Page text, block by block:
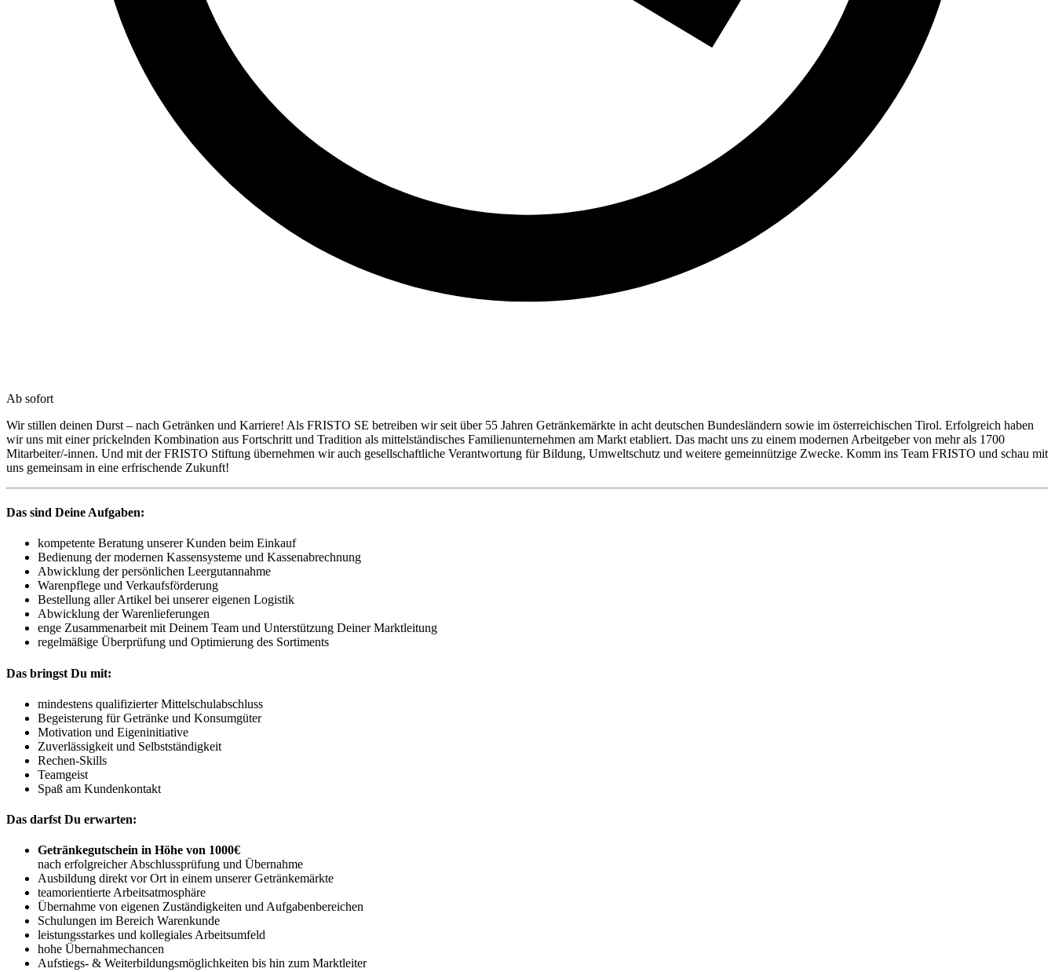
Ab sofort
Wir stillen deinen Durst – nach Getränken und Karriere! Als FRISTO SE betreiben wir seit über 55 Jahren Getränkemärkte in acht deutschen Bundesländern sowie im österreichischen Tirol. Erfolgreich haben
wir uns mit einer prickelnden Kombination aus Fortschritt und Tradition als mittelständisches Familienunternehmen am Markt etabliert. Das macht uns zu einem modernen Arbeitgeber von mehr als 1700
Mitarbeiter/-innen. Und mit der FRISTO Stiftung übernehmen wir auch gesellschaftliche Verantwortung für Bildung, Umweltschutz und weitere gemeinnützige Zwecke. Komm ins Team FRISTO und schau mit
uns gemeinsam in eine erfrischende Zukunft!
Das sind Deine Aufgaben:
kompetente Beratung unserer Kunden beim Einkauf
Bedienung der modernen Kassensysteme und Kassenabrechnung
Abwicklung der persönlichen Leergutannahme
Warenpflege und Verkaufsförderung
Bestellung aller Artikel bei unserer eigenen Logistik
Abwicklung der Warenlieferungen
enge Zusammenarbeit mit Deinem Team und Unterstützung Deiner Marktleitung
regelmäßige Überprüfung und Optimierung des Sortiments
Das bringst Du mit:
mindestens qualifizierter Mittelschulabschluss
Begeisterung für Getränke und Konsumgüter
Motivation und Eigeninitiative
Zuverlässigkeit und Selbstständigkeit
Rechen-Skills
Teamgeist
Spaß am Kundenkontakt
Das darfst Du erwarten:
Getränkegutschein in Höhe von 1000€
nach erfolgreicher Abschlussprüfung und Übernahme
Ausbildung direkt vor Ort in einem unserer Getränkemärkte
teamorientierte Arbeitsatmosphäre
Übernahme von eigenen Zuständigkeiten und Aufgabenbereichen
Schulungen im Bereich Warenkunde
leistungsstarkes und kollegiales Arbeitsumfeld
hohe Übernahmechancen
Aufstiegs- & Weiterbildungsmöglichkeiten bis hin zum Marktleiter